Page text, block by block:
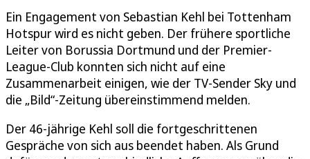
Ein Engagement von Sebastian Kehl bei Tottenham
Hotspur wird es nicht geben. Der frühere sportliche
Leiter von Borussia Dortmund und der Premier-
League-Club konnten sich nicht auf eine
Zusammenarbeit einigen, wie der TV-Sender Sky und
die „Bild“-Zeitung übereinstimmend melden.
Der 46-jährige Kehl soll die fortgeschrittenen
Gespräche von sich aus beendet haben. Als Grund